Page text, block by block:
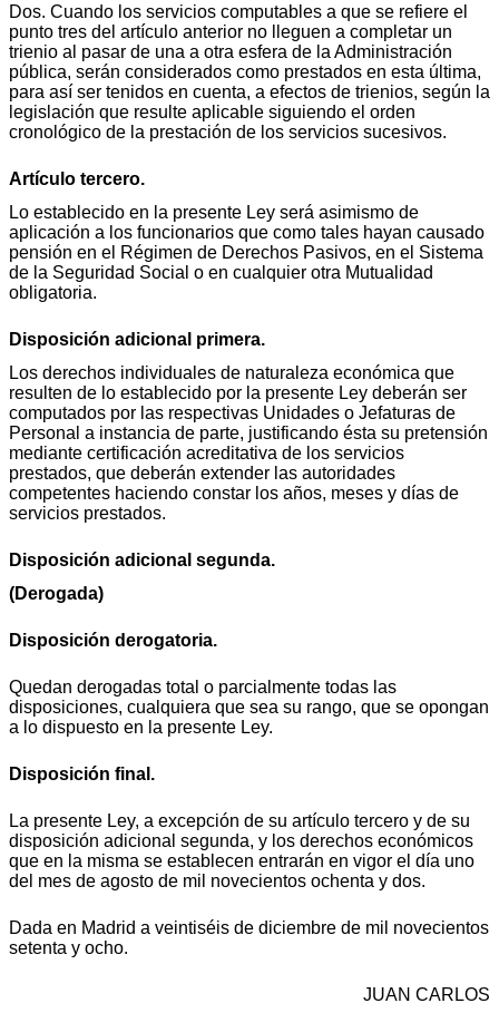
Dos. Cuando los servicios computables a que se refiere el
punto tres del artículo anterior no lleguen a completar un
trienio al pasar de una a otra esfera de la Administración
pública, serán considerados como prestados en esta última,
para así ser tenidos en cuenta, a efectos de trienios, según la
legislación que resulte aplicable siguiendo el orden
cronológico de la prestación de los servicios sucesivos.
Artículo tercero.
Lo establecido en la presente Ley será asimismo de
aplicación a los funcionarios que como tales hayan causado
pensión en el Régimen de Derechos Pasivos, en el Sistema
de la Seguridad Social o en cualquier otra Mutualidad
obligatoria.
Disposición adicional primera.
Los derechos individuales de naturaleza económica que
resulten de lo establecido por la presente Ley deberán ser
computados por las respectivas Unidades o Jefaturas de
Personal a instancia de parte, justificando ésta su pretensión
mediante certificación acreditativa de los servicios
prestados, que deberán extender las autoridades
competentes haciendo constar los años, meses y días de
servicios prestados.
Disposición adicional segunda.
(Derogada)
Disposición derogatoria.
Quedan derogadas total o parcialmente todas las
disposiciones, cualquiera que sea su rango, que se opongan
a lo dispuesto en la presente Ley.
Disposición final.
La presente Ley, a excepción de su artículo tercero y de su
disposición adicional segunda, y los derechos económicos
que en la misma se establecen entrarán en vigor el día uno
del mes de agosto de mil novecientos ochenta y dos.
Dada en Madrid a veintiséis de diciembre de mil novecientos
setenta y ocho.
JUAN CARLOS